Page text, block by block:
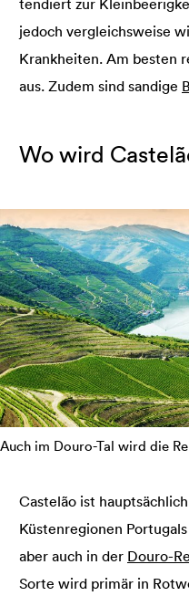
tendiert zur
jedoch vergleichsweise
Krankheiten. Am besten
aus. Zudem sind sandige
Wo wird
Auch im Douro-Tal wird die
Castelão ist
Küstenregionen
aber auch in der Douro-
Sorte wird primär in